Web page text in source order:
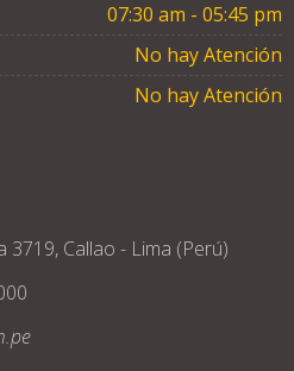
07:30 am - 05:45 pm
No hay Atención
No hay Atención
3719, Callao - Lima (Perú)